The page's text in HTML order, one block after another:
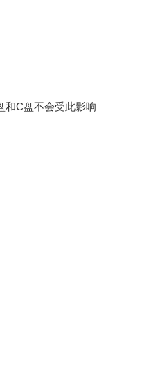
和C盘不会受此影响